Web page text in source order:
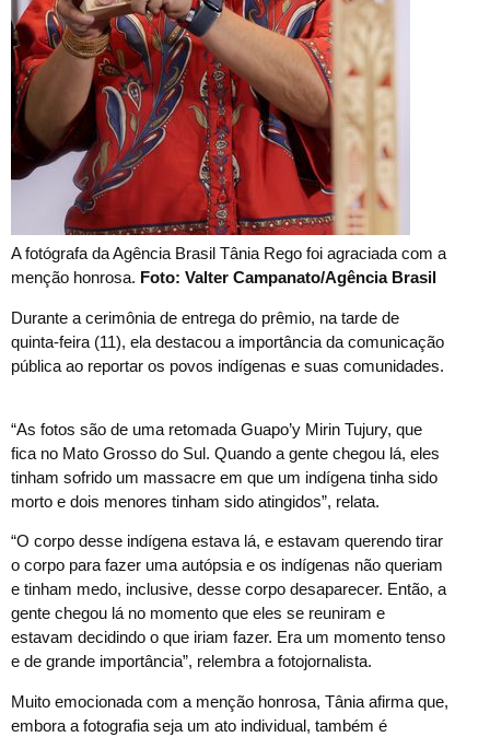
A fotógrafa da Agência Brasil Tânia Rego foi agraciada com a
menção honrosa. Foto: Valter Campanato/Agência Brasil
Durante a cerimônia de entrega do prêmio, na tarde de
quinta-feira (11), ela destacou a importância da comunicação
pública ao reportar os povos indígenas e suas comunidades.
“As fotos são de uma retomada Guapo’y Mirin Tujury, que
fica no Mato Grosso do Sul. Quando a gente chegou lá, eles
tinham sofrido um massacre em que um indígena tinha sido
morto e dois menores tinham sido atingidos”, relata.
“O corpo desse indígena estava lá, e estavam querendo tirar
o corpo para fazer uma autópsia e os indígenas não queriam
e tinham medo, inclusive, desse corpo desaparecer. Então, a
gente chegou lá no momento que eles se reuniram e
estavam decidindo o que iriam fazer. Era um momento tenso
e de grande importância”, relembra a fotojornalista.
Muito emocionada com a menção honrosa, Tânia afirma que,
embora a fotografia seja um ato individual, também é